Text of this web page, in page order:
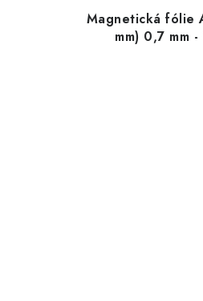
Magnetická fólie
mm) 0,7 mm